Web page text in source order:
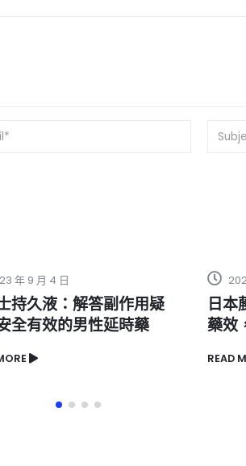
疑
日本藤素的評價：超越威
藥效，副作用更輕微！